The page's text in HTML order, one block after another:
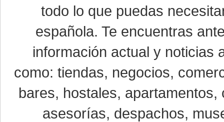
todo lo que puedas
española. Te encuentras
información actual y noticias
como: tiendas, negocios,
bares, hostales,
asesorías, despachos,